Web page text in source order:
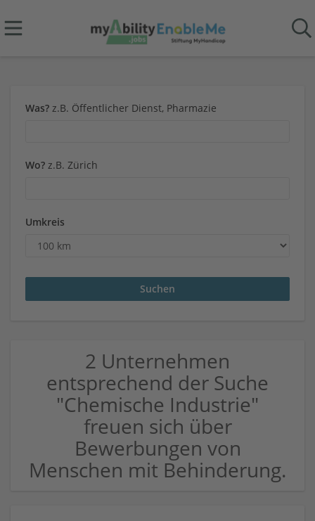
Was? z.B. Öffentlicher Dienst, Pharmazie
Wo? z.B. Zürich
Umkreis
2 Unternehmen
entsprechend der Suche
"Chemische Industrie"
freuen sich über
Bewerbungen von
Menschen mit Behinderung.